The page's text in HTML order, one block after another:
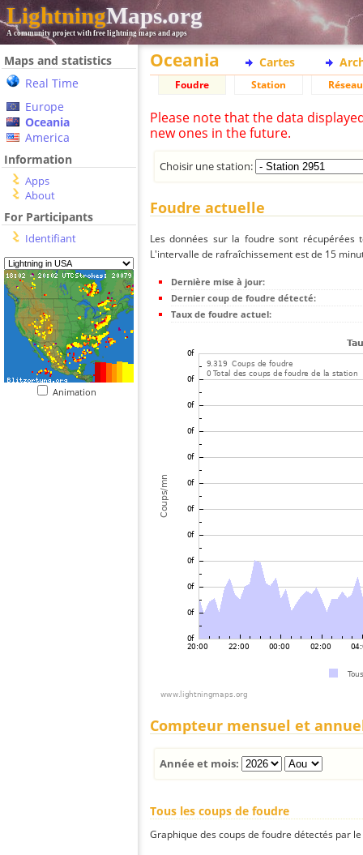
LightningMaps.org
A community project with free lightning maps and apps
Maps and statistics
Real Time
Europe
Oceania
America
Information
Apps
About
For Participants
Identifiant
Animation
Oceania Cartes
Foudre Station Réseau
Please note that the data
new ones in the future.
Choisir une station:
Foudre actuelle
Les données sur la foudre sont
L'intervalle de rafraîchissement est de 15
Dernière mise à jour:
Dernier coup de foudre détecté:
Taux de foudre actuel:
Compteur mensuel et
Année et mois:
Tous les coups de foudre
Graphique des coups de foudre détectés par